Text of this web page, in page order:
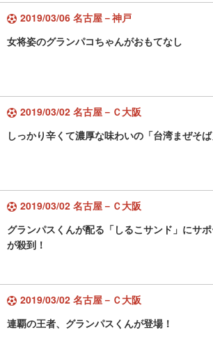
2019/03/06 名古屋－神戸
女将姿のグランパコちゃんがおもてなし
2019/03/02 名古屋－Ｃ大阪
しっかり辛くて濃厚な味わいの「台湾まぜそば
2019/03/02 名古屋－Ｃ大阪
グランパスくんが配る「しるこサンド」にサ
が殺到！
2019/03/02 名古屋－Ｃ大阪
連覇の王者、グランパスくんが登場！